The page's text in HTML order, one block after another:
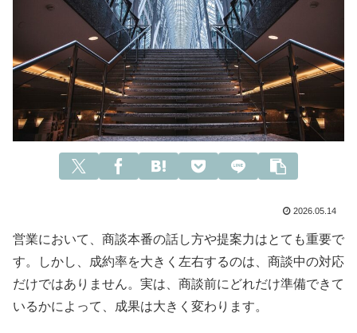
2026.05.14
営業において、商談本番の話し方や提案力はとても重要で
す。しかし、成約率を大きく左右するのは、商談中の対応
だけではありません。実は、商談前にどれだけ準備できて
いるかによって、成果は大きく変わります。